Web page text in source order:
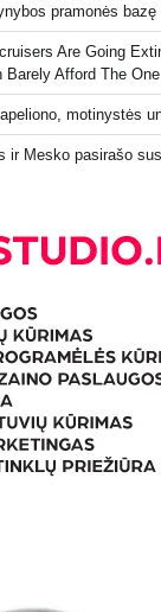
pramonės bazę
Are Going
Barely Afford The
motinystės
ir Mesko pasirašo